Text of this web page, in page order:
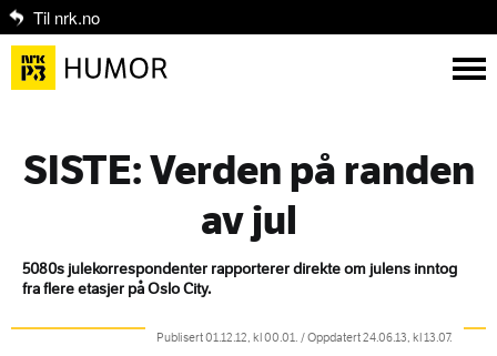
Til nrk.no
SISTE: Verden på randen
av jul
5080s julekorrespondenter rapporterer direkte om julens inntog
fra flere etasjer på Oslo City.
Publisert 01.12.12, kl 00.01. /Oppdatert 24.06.13, kl 13.07.